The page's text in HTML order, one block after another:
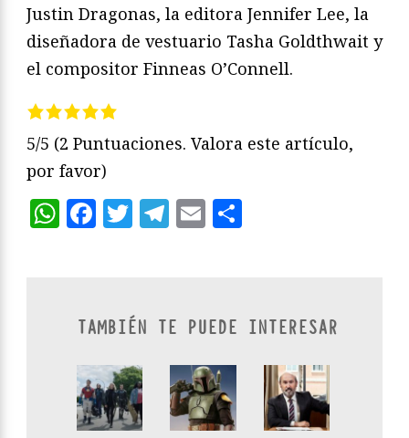
Justin Dragonas, la editora Jennifer Lee, la
diseñadora de vestuario Tasha Goldthwait y
el compositor Finneas O’Connell.
5/5 (2 Puntuaciones. Valora este artículo,
por favor)
WhatsApp
Facebook
Twitter
Telegram
Email
TAMBIÉN TE PUEDE INTERESAR